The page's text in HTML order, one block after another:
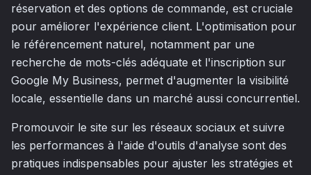
réservation et des options de commande, est cruciale
pour améliorer l'expérience client. L'optimisation pour
le référencement naturel, notamment par une
recherche de mots-clés adéquate et l'inscription sur
Google My Business, permet d'augmenter la visibilité
locale, essentielle dans un marché aussi concurrentiel.
Promouvoir le site sur les réseaux sociaux et suivre
les performances à l'aide d'outils d'analyse sont des
pratiques indispensables pour ajuster les stratégies et